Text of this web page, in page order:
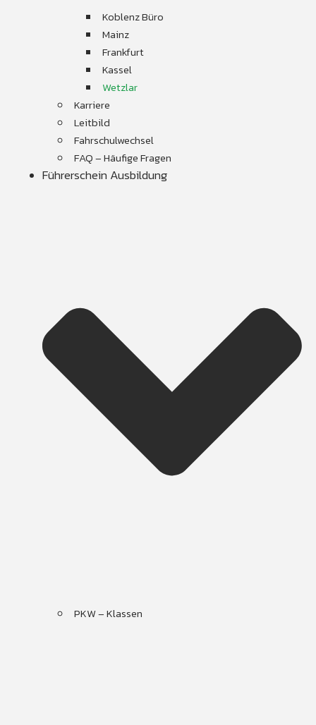
Koblenz Büro
Mainz
Frankfurt
Kassel
Wetzlar
Karriere
Leitbild
Fahrschulwechsel
FAQ – Häufige Fragen
Führerschein Ausbildung
PKW – Klassen